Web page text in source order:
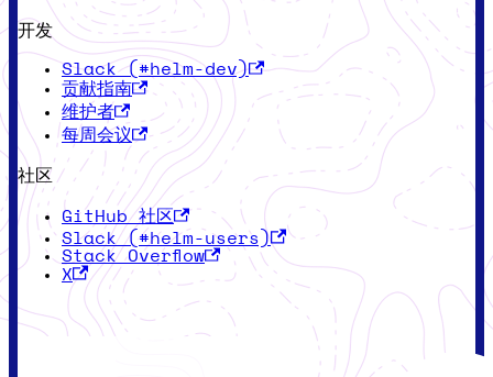
开发
Slack (#helm-dev)
贡献指南
维护者
每周会议
社区
GitHub 社区
Slack (#helm-users)
Stack Overflow
X